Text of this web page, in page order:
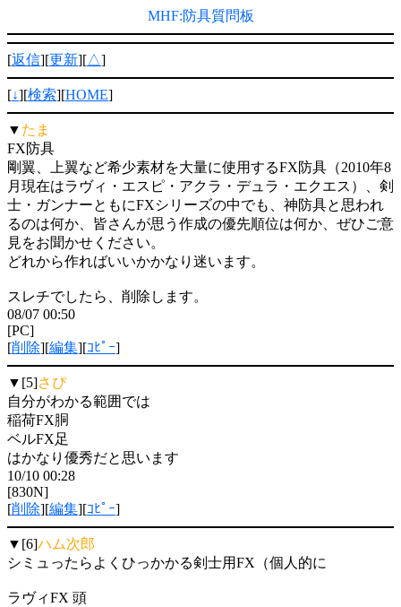
MHF:防具質問板
[返信][更新][△]
[↓][検索][HOME]
▼ たま
FX防具
剛翼、上翼など希少素材を大量に使用するFX防具（2010年8
月現在はラヴィ・エスピ・アクラ・デュラ・エクエス）、剣
士・ガンナーともにFXシリーズの中でも、神防具と思われ
るのは何か、皆さんが思う作成の優先順位は何か、ぜひご意
見をお聞かせください。
どれから作ればいいかかなり迷います。
スレチでしたら、削除します。
08/07 00:50
[PC]
[削除][編集][ｺﾋﾟｰ]
▼[5]さぴ
自分がわかる範囲では
稲荷FX胴
ベルFX足
はかなり優秀だと思います
10/10 00:28
[830N]
[削除][編集][ｺﾋﾟｰ]
▼[6]ハム次郎
シミュったらよくひっかかる剣士用FX（個人的に
ラヴィFX 頭